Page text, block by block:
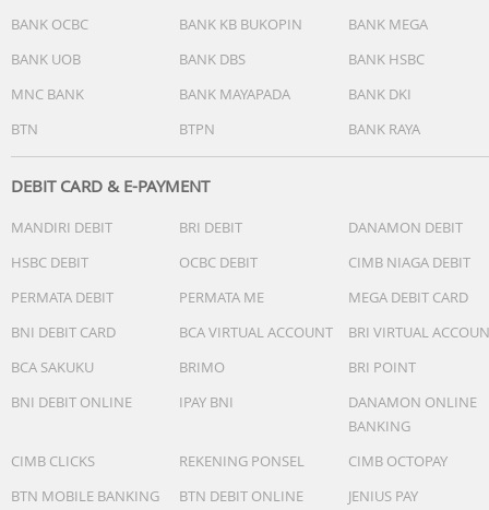
BANK OCBC
BANK KB BUKOPIN
BANK MEGA
BANK UOB
BANK DBS
BANK HSBC
MNC BANK
BANK MAYAPADA
BANK DKI
BTN
BTPN BANK RAYA
DEBIT CARD & E-PAYMENT
MANDIRI DEBIT BRI DEBIT
DANAMON DEBIT
HSBC DEBIT
OCBC DEBIT
CIMB NIAGA DEBIT
PERMATA DEBIT
PERMATA ME
MEGA DEBIT CARD
BNI DEBIT CARD
BCA VIRTUAL ACCOUNT
BRI VIRTUAL
BCA SAKUKU
BRIMO
BRI POINT
BNI DEBIT ONLINE
IPAY BNI
DANAMON ONLINE
BANKING
CIMB CLICKS
REKENING PONSEL
CIMB OCTOPAY
BTN MOBILE BANKING
BTN DEBIT ONLINE
JENIUS PAY